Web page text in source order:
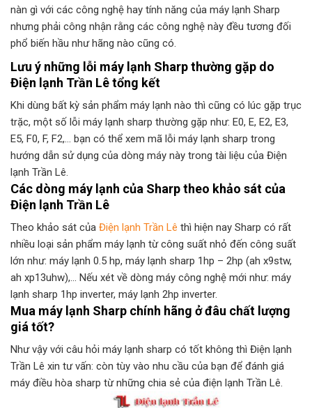
nàn gì với các công nghệ hay tính năng của máy lạnh Sharp
nhưng phải công nhận rằng các công nghệ này đều tương đối
phổ biến hầu như hãng nào cũng có.
Lưu ý những lỗi máy lạnh Sharp thường gặp do
Điện lạnh Trần Lê tổng kết
Khi dùng bất kỳ sản phẩm máy lạnh nào thì cũng có lúc gặp trục
trặc, một số lỗi máy lạnh sharp thường gặp như: E0, E, E2, E3,
E5, F0, F, F2,… bạn có thể xem mã lỗi máy lạnh sharp trong
hướng dẫn sử dụng của dòng máy này trong tài liệu của Điện
lạnh Trần Lê.
Các dòng máy lạnh của Sharp theo khảo sát của
Điện lạnh Trần Lê
Theo khảo sát của Điện lạnh Trần Lê thì hiện nay Sharp có rất
nhiều loại sản phẩm máy lạnh từ công suất nhỏ đến công suất
lớn như: máy lạnh 0.5 hp, máy lạnh sharp 1hp – 2hp (ah x9stw,
ah xp13uhw),… Nếu xét về dòng máy công nghệ mới như: máy
lạnh sharp 1hp inverter, máy lạnh 2hp inverter.
Mua máy lạnh Sharp chính hãng ở đâu chất lượng
giá tốt?
Như vậy với câu hỏi máy lạnh sharp có tốt không thì Điện lạnh
Trần Lê xin tư vấn: còn tùy vào nhu cầu của bạn để đánh giá
máy điều hòa sharp từ những chia sẻ của điện lạnh Trần Lê.